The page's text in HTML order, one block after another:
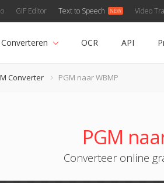
GIF Editor Text to Speech Video
Converteren OCR API
Converter PGM naar WBMP
PGM
Converteer online